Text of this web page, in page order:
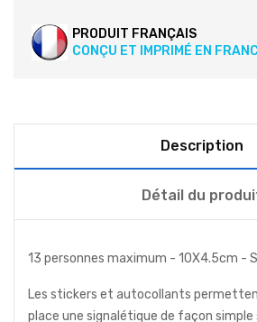
PRODUIT FRANÇAIS
CONÇU ET IMPRIMÉ EN
Description
Détail du
13 personnes maximum - 10X4.5cm -
Les stickers et autocollants
place une signalétique de façon simple